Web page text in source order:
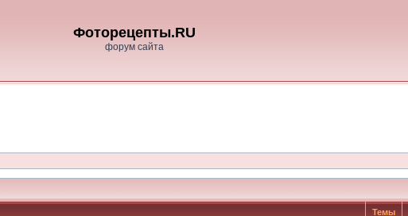
Фоторецепты.RU
форум сайта
Темы